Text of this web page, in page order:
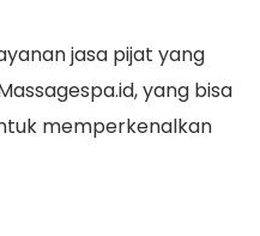
jasa pijat yang
yang bisa
memperkenalkan